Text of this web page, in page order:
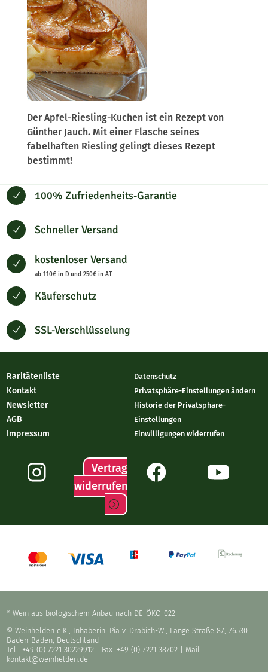
Der Apfel-Riesling-Kuchen ist ein Rezept von
Günther Jauch. Mit einer Flasche seines
fabelhaften Riesling gelingt dieses Rezept
bestimmt!
N 100% Zufriedenheits-Garantie
N Schneller Versand
N kostenloser Versand
ab 110€ in D und 250€ in AT
N Käuferschutz
N SSL-Verschlüsselung
Raritätenliste
Kontakt
Newsletter
AGB
Impressum
Datenschutz
Privatsphäre-Einstellungen ändern
Historie der Privatsphäre-
Einstellungen
Einwilligungen widerrufen
Vertrag
widerrufen
* Wein aus biologischem Anbau nach DE-ÖKO-022
© Weinhelden e.K., Inhaberin: Pia v. Drabich-W., Lange Straße 87, 76530
Baden-Baden, Deutschland
Tel.: +49 (0) 7221 30229912
| Fax: +49 (0) 7221 38702 | Mail:
kontakt@weinhelden.de